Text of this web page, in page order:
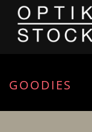
GOODIES